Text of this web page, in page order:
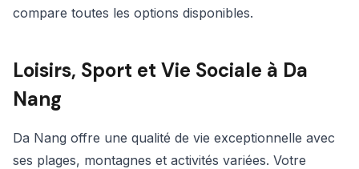
compare toutes les options disponibles.
Loisirs, Sport et Vie Sociale à Da
Nang
Da Nang offre une qualité de vie exceptionnelle avec
ses plages, montagnes et activités variées. Votre